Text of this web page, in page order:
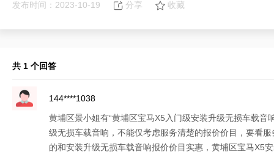
发布时间：2023-10-19
分享 收藏
共 1 个回答
144****1038
黄埔区景小姐有“黄埔区宝马X5入门级安装升级无损车载
级无损车载音响，不能仅考虑服务清楚的报价价目，要看
的和安装升级无损车载音响报价价目实惠，黄埔区宝马X5